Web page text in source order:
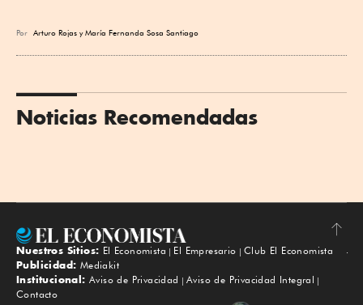
Por Arturo Rojas yMaría Fernanda Sosa Santiago
Noticias Recomendadas
Subir
Nuestros Sitios: El Economista El Empresario
Club El Economista
Publicidad: Mediakit
Institucional: Aviso de Privacidad
Aviso de Privacidad Integral
Contacto